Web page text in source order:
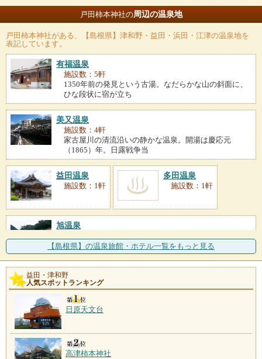
戸田柿本神社の周辺の温泉地
戸田柿本神社がある、【島根県】津和野・益田・浜田・江津の温泉地を
表記しています。
有福温泉
施設数：5軒
1350年前の発見という古湯。なだらかな山の斜面に、
ひな段状に宿が立ち
美又温泉
施設数：4軒
家古屋川の清流沿いの静かな温泉。開湯は慶応元
（1865）年。日露戦争当
益田温泉
施設数：1軒
多田温泉
施設数：1軒
旭温泉
中国山地に湧く温泉は、やわらかい肌ざわりが特徴。
夏はホタルの乱舞、冬は
【島根県】の温泉旅館・ホテル一覧をもっと見る
益田・津和野
人気スポットランキング
日原天文台
高津柿本神社